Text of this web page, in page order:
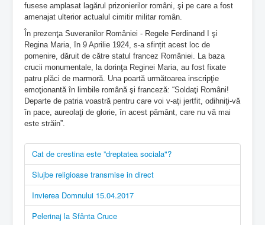
fusese amplasat lagărul prizonierilor români, şi pe care a fost
amenajat ulterior actualul cimitir militar român.
În prezenţa Suveranilor României - Regele Ferdinand I şi
Regina Maria, în 9 Aprilie 1924, s-a sfințit acest loc de
pomenire, dăruit de către statul francez României. La baza
crucii monumentale, la dorinţa Reginei Maria, au fost fixate
patru plăci de marmoră. Una poartă următoarea inscripţie
emoţionantă în limbile română şi franceză: “Soldaţi Români!
Departe de patria voastră pentru care voi v-aţi jertfit, odihniţi-vă
în pace, aureolaţi de glorie, în acest pământ, care nu vă mai
este străin”.
Cat de crestina este ”dreptatea sociala"?
Slujbe religioase transmise in direct
Invierea Domnului 15.04.2017
Pelerinaj la Sfânta Cruce